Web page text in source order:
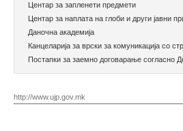
Центар за запленети предмети
Центар за наплата на глоби и други јавни
Даночна академија
Канцеларија за врски за комуникација со
Постапки за заемно договарање согласно
http://www.ujp.gov.mk